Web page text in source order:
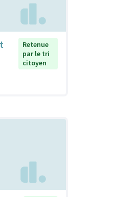
Retenue
par le tri
citoyen